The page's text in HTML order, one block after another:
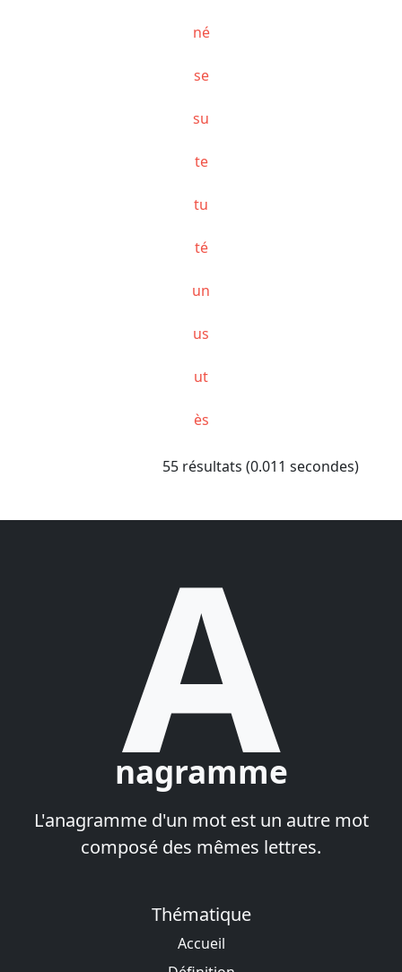
né
se
su
te
tu
té
un
us
ut
ès
55 résultats (0.011 secondes)
A
nagramme
L'anagramme d'un mot est un autre mot
composé des mêmes lettres.
Thématique
Accueil